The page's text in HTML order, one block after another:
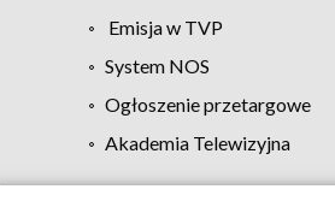
Emisja w TVP
System NOS
Ogłoszenie przetargowe
Akademia Telewizyjna